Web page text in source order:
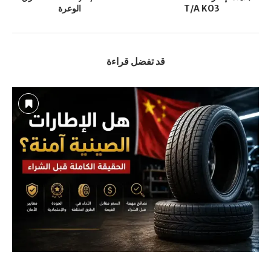
T/A KO3
الوعرة
قد تفضل قراءة